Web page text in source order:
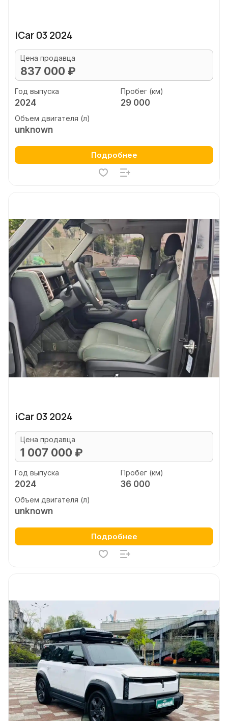
iCar 03 2024
Цена продавца
837 000 ₽
Год выпуска
2024
Пробег (км)
29 000
Объем двигателя (л)
unknown
Подробнее
iCar 03 2024
Цена продавца
1 007 000 ₽
Год выпуска
2024
Пробег (км)
36 000
Объем двигателя (л)
unknown
Подробнее